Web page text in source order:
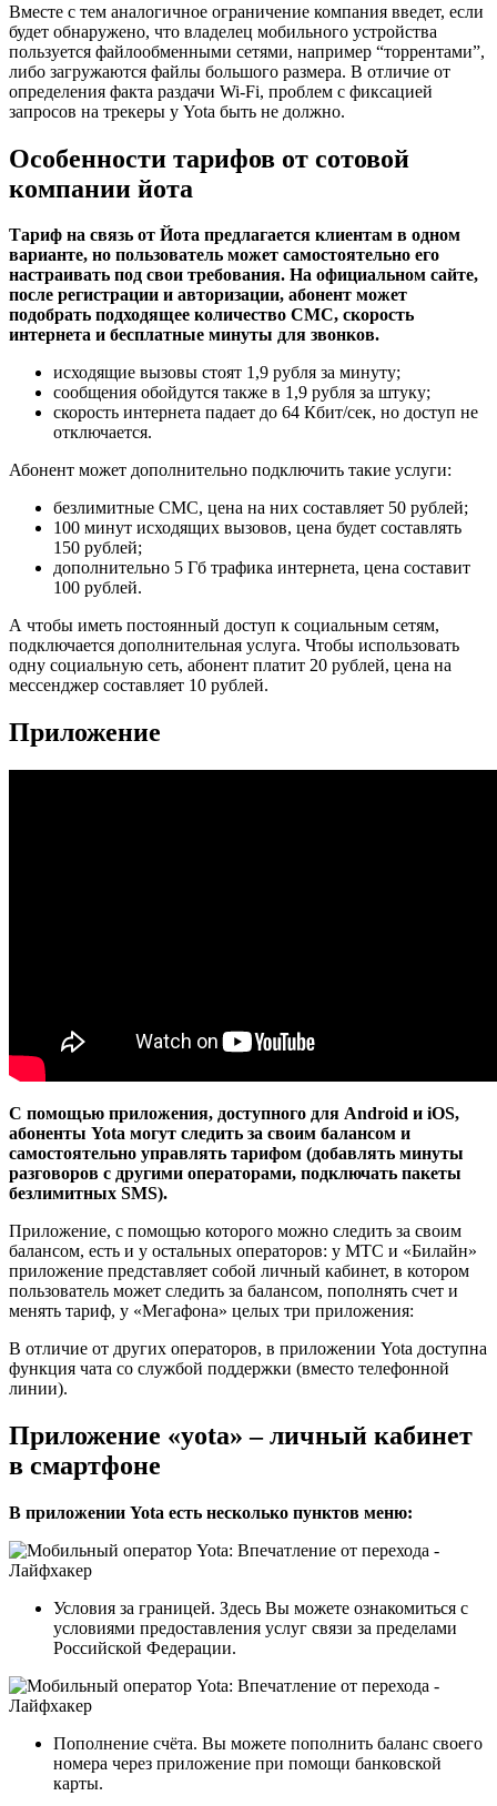
Вместе с тем аналогичное ограничение компания введет, если
будет обнаружено, что владелец мобильного устройства
пользуется файлообменными сетями, например “торрентами”,
либо загружаются файлы большого размера. В отличие от
определения факта раздачи Wi-Fi, проблем с фиксацией
запросов на трекеры у Yota быть не должно.
Особенности тарифов от сотовой
компании йота
Тариф на связь от Йота предлагается клиентам в одном
варианте, но пользователь может самостоятельно его
настраивать под свои требования. На официальном сайте,
после регистрации и авторизации, абонент может
подобрать подходящее количество СМС, скорость
интернета и бесплатные минуты для звонков.
исходящие вызовы стоят 1,9 рубля за минуту;
сообщения обойдутся также в 1,9 рубля за штуку;
скорость интернета падает до 64 Кбит/сек, но доступ не
отключается.
Абонент может дополнительно подключить такие услуги:
безлимитные СМС, цена на них составляет 50 рублей;
100 минут исходящих вызовов, цена будет составлять
150 рублей;
дополнительно 5 Гб трафика интернета, цена составит
100 рублей.
А чтобы иметь постоянный доступ к социальным сетям,
подключается дополнительная услуга. Чтобы использовать
одну социальную сеть, абонент платит 20 рублей, цена на
мессенджер составляет 10 рублей.
Приложение
С помощью приложения, доступного для Android и iOS,
абоненты Yota могут следить за своим балансом и
самостоятельно управлять тарифом (добавлять минуты
разговоров с другими операторами, подключать пакеты
безлимитных SMS).
Приложение, с помощью которого можно следить за своим
балансом, есть и у остальных операторов: у МТС и «Билайн»
приложение представляет собой личный кабинет, в котором
пользователь может следить за балансом, пополнять счет и
менять тариф, у «Мегафона» целых три приложения:
В отличие от других операторов, в приложении Yota доступна
функция чата со службой поддержки (вместо телефонной
линии).
Приложение «yota» – личный кабинет
в смартфоне
В приложении Yota есть несколько пунктов меню:
Условия за границей. Здесь Вы можете ознакомиться с
условиями предоставления услуг связи за пределами
Российской Федерации.
Пополнение счёта. Вы можете пополнить баланс своего
номера через приложение при помощи банковской
карты.